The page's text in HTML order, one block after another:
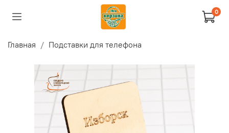
0
Главная Подставки для телефона